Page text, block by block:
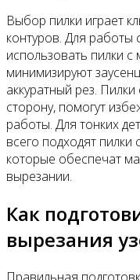
Выбор пилки играет
контуров. Для работы
использовать пилки
минимизируют
аккуратный рез.
сторону, помогут
работы. Для тонких
всего подходят
которые обеспечат
вырезании.
Как
вырезания